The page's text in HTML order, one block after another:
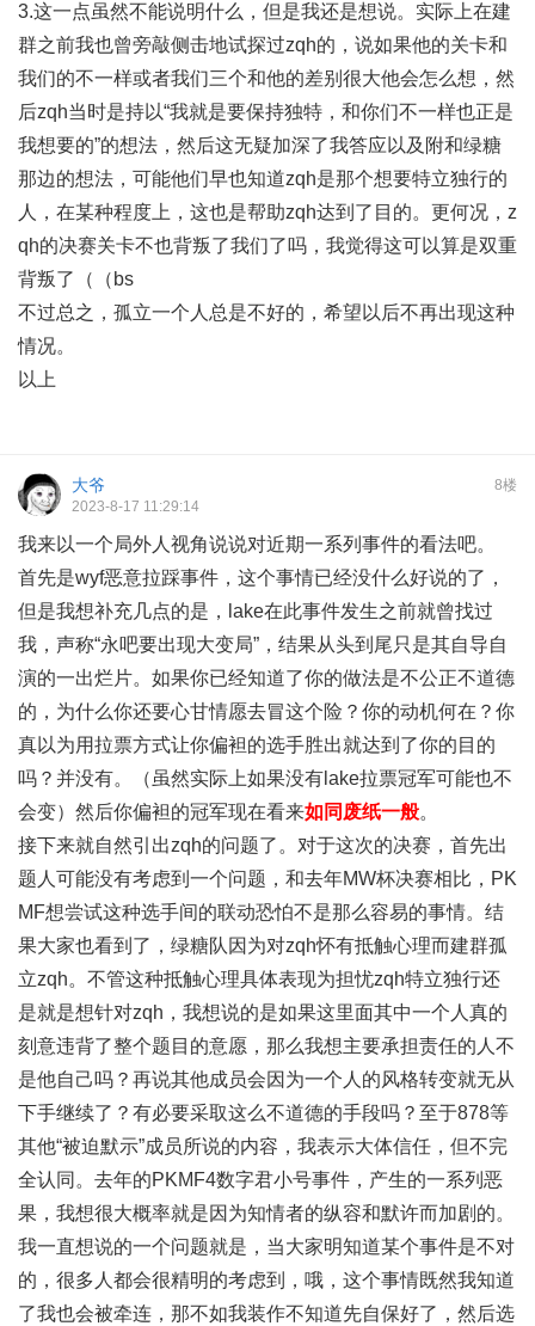
3.这一点虽然不能说明什么，但是我还是想说。实际上在建
群之前我也曾旁敲侧击地试探过zqh的，说如果他的关卡和
我们的不一样或者我们三个和他的差别很大他会怎么想，然
后zqh当时是持以“我就是要保持独特，和你们不一样也正是
我想要的”的想法，然后这无疑加深了我答应以及附和绿糖
那边的想法，可能他们早也知道zqh是那个想要特立独行的
人，在某种程度上，这也是帮助zqh达到了目的。更何况，z
qh的决赛关卡不也背叛了我们了吗，我觉得这可以算是双重
背叛了（（bs
不过总之，孤立一个人总是不好的，希望以后不再出现这种
情况。
以上
8楼
大爷
2023-8-17 11:29:14
我来以一个局外人视角说说对近期一系列事件的看法吧。
首先是wyf恶意拉踩事件，这个事情已经没什么好说的了，
但是我想补充几点的是，lake在此事件发生之前就曾找过
我，声称“永吧要出现大变局”，结果从头到尾只是其自导自
演的一出烂片。如果你已经知道了你的做法是不公正不道德
的，为什么你还要心甘情愿去冒这个险？你的动机何在？你
真以为用拉票方式让你偏袒的选手胜出就达到了你的目的
吗？并没有。（虽然实际上如果没有lake拉票冠军可能也不
会变）然后你偏袒的冠军现在看来如同废纸一般。
接下来就自然引出zqh的问题了。对于这次的决赛，首先出
题人可能没有考虑到一个问题，和去年MW杯决赛相比，PK
MF想尝试这种选手间的联动恐怕不是那么容易的事情。结
果大家也看到了，绿糖队因为对zqh怀有抵触心理而建群孤
立zqh。不管这种抵触心理具体表现为担忧zqh特立独行还
是就是想针对zqh，我想说的是如果这里面其中一个人真的
刻意违背了整个题目的意愿，那么我想主要承担责任的人不
是他自己吗？再说其他成员会因为一个人的风格转变就无从
下手继续了？有必要采取这么不道德的手段吗？至于878等
其他“被迫默示”成员所说的内容，我表示大体信任，但不完
全认同。去年的PKMF4数字君小号事件，产生的一系列恶
果，我想很大概率就是因为知情者的纵容和默许而加剧的。
我一直想说的一个问题就是，当大家明知道某个事件是不对
的，很多人都会很精明的考虑到，哦，这个事情既然我知道
了我也会被牵连，那不如我装作不知道先自保好了，然后选